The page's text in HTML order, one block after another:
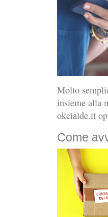
Molto
insieme alla
okcialde.it
Come